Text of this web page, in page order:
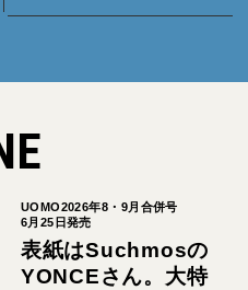
UOMO2026年8・9月合併号
6月25日発売
表紙はSuchmosの
YONCEさん。大特